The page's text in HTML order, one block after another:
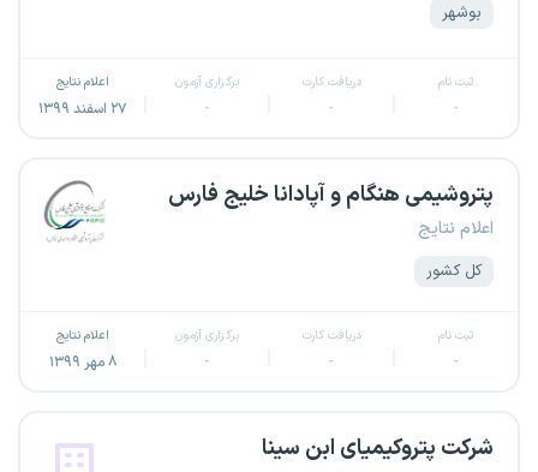
بوشهر
ثبت نام
-
دریافت کارت
-
برگزاری آزمون
-
اعلام نتایج
۲۷ اسفند ۱۳۹۹
پتروشیمی هنگام و آپادانا خلیج فارس
اعلام نتایج
کل کشور
ثبت نام
-
دریافت کارت
-
برگزاری آزمون
-
اعلام نتایج
۸ مهر ۱۳۹۹
شرکت پتروکیمیای ابن سینا